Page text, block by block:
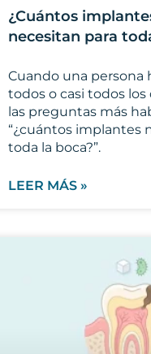
¿Cuántos
necesitan para
Cuando una persona
todos o casi todos
las preguntas más
“¿cuántos implantes
toda la boca?”.
LEER MÁS »